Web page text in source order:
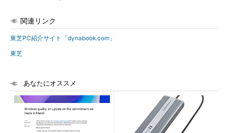
関連リンク
東芝PC紹介サイト「dynabook.com」
東芝
あなたにオススメ